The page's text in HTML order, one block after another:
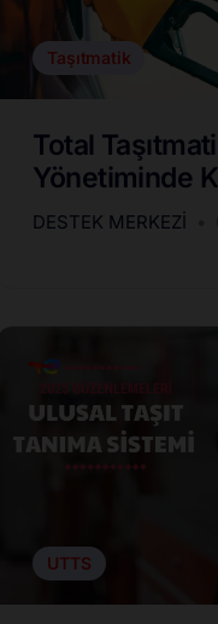
Taşıtmatik
Total
Yönetiminde
DESTEK MERKEZI
UTTS